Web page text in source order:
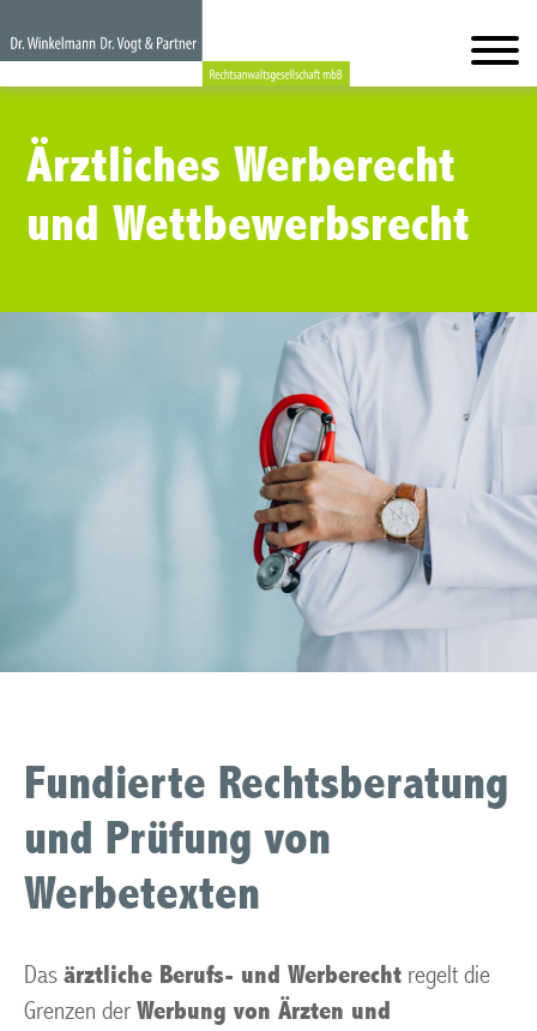
Ärztliches Werberecht
und Wettbewerbsrecht
Fundierte Rechtsberatung
und Prüfung von
Werbetexten
Das ärztliche Berufs- und Werberecht regelt die
Grenzen der Werbung von Ärzten und